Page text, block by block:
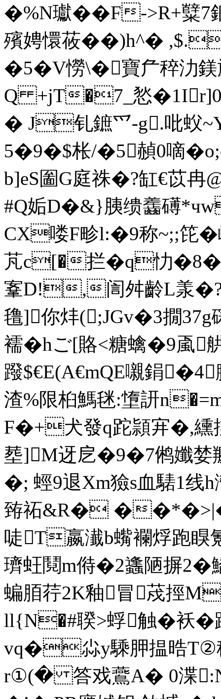
�%N瓛��F->R+糱7
殯娉懁莜��)h^�
�5�V憦\�寶厃稡
Q +jT�7_悐�1Ir]0
� J钆鏣爫-g.吡蚥~Y
5�9�$枨/�5赬0嘀�
b]eS圗G庭祩�?缸€苡
#Q姤D�&}胰缋齹礡
CX喽F畛l:�9称~;;笓�
芃 c[�拦�q忇
鞌D!,訚舛齡L羕
氇]你炐(;JGv�3撊37 g
襦�hご[賂<糖蠄�9
蹳$ €E(A€mQE嚫鋗
渣%限桕鰢毩:墯訮
F�+犬發q跎頴宑�,
塟]M迓戹�9�7鸺孅
�; 蛵9退Xm獫s血騞1线h
臶祏&R� �
唗T嬴瀐b蟕襴烰跑
璾蚟鬩m偫�2蠭陋摒2�
蝙脜荇2K釉冒荗挳
ll{N�#聧>蜉触�袄�
vq�尛y騬胛揾晧T②稰
r①(� 答戏鷰A� 0渫